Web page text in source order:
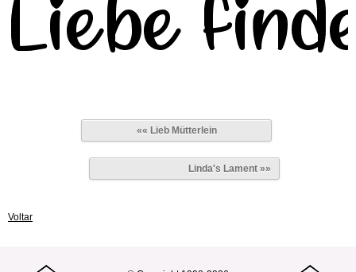
«« Lieb Mütterlein
Linda's Lament »»
Voltar